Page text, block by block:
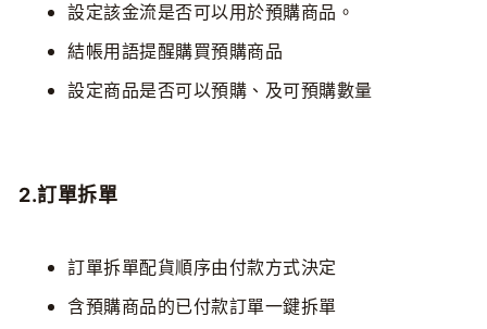
設定該金流是否可以用於預購商品。
結帳用語提醒購買預購商品
設定商品是否可以預購、及可預購數量
2.訂單拆單
訂單拆單配貨順序由付款方式決定
含預購商品的已付款訂單一鍵拆單